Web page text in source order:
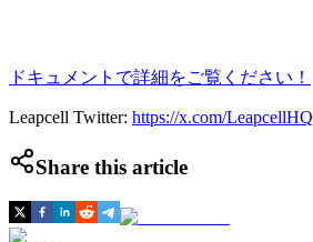
ドキュメントで詳細をご覧ください！
Leapcell Twitter: https://x.com/LeapcellHQ
Share this article